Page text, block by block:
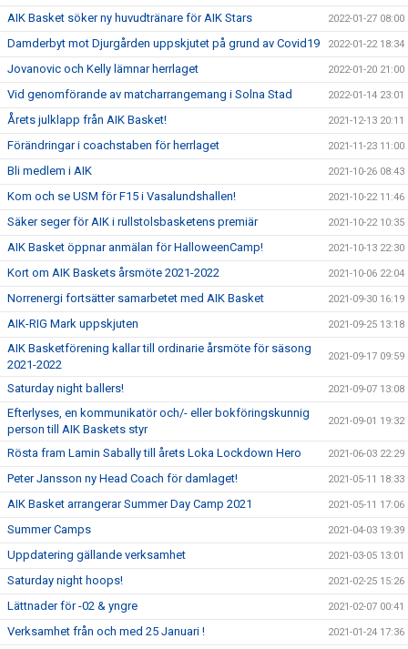
AIK Basket söker ny huvudtränare för AIK Stars 2022-01-27 08:00
Damderbyt mot Djurgården uppskjutet på grund av Covid19 2022-01-22 18:34
Jovanovic och Kelly lämnar herrlaget 2022-01-20 21:00
Vid genomförande av matcharrangemang i Solna Stad 2022-01-14 23:01
Årets julklapp från AIK Basket! 2021-12-13 20:11
Förändringar i coachstaben för herrlaget 2021-11-23 11:00
Bli medlem i AIK 2021-10-26 08:43
Kom och se USM för F15 i Vasalundshallen! 2021-10-22 11:46
Säker seger för AIK i rullstolsbasketens premiär 2021-10-22 10:35
AIK Basket öppnar anmälan för HalloweenCamp! 2021-10-13 22:30
Kort om AIK Baskets årsmöte 2021-2022 2021-10-06 22:04
Norrenergi fortsätter samarbetet med AIK Basket 2021-09-30 16:19
AIK-RIG Mark uppskjuten 2021-09-25 13:18
AIK Basketförening kallar till ordinarie årsmöte för säsong
2021-2022
2021-09-17 09:59
Saturday night ballers! 2021-09-07 13:08
Efterlyses, en kommunikatör och/- eller bokföringskunnig
person till AIK Baskets styr
2021-09-01 19:32
Rösta fram Lamin Sabally till årets Loka Lockdown Hero 2021-06-03 22:29
Peter Jansson ny Head Coach för damlaget! 2021-05-11 18:33
AIK Basket arrangerar Summer Day Camp 2021 2021-05-11 17:06
Summer Camps 2021-04-03 19:39
Uppdatering gällande verksamhet 2021-03-05 13:01
Saturday night hoops! 2021-02-25 15:26
Lättnader för -02 & yngre 2021-02-07 00:41
Verksamhet från och med 25 Januari ! 2021-01-24 17:36